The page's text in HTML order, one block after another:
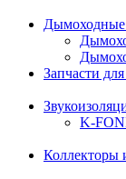
Запчасти
K-
Коллекторы